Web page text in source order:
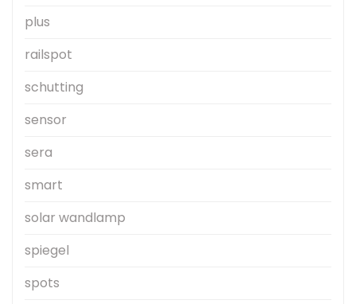
plus
railspot
schutting
sensor
sera
smart
solar wandlamp
spiegel
spots